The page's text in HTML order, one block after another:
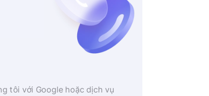
tôi với Google hoặc dịch vụ